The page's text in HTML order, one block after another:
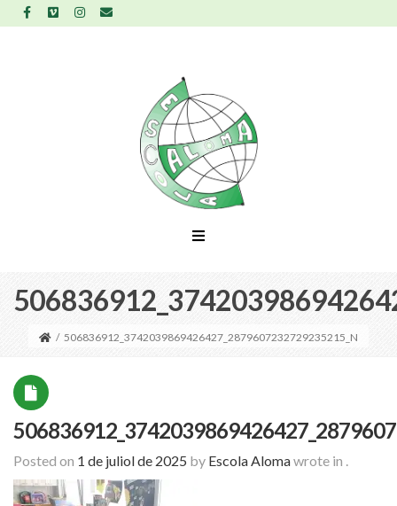
/ 506836912_3742039869426427_2879607232729235215_N
Posted on 1 de juliol de 2025 by Escola Alomawrote in .